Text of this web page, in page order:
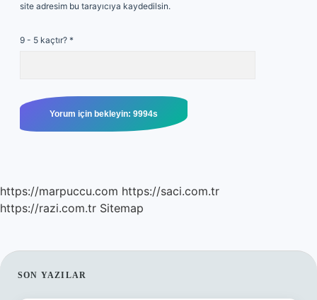
site adresim bu tarayıcıya kaydedilsin.
9 - 5 kaçtır? *
https://marpuccu.com https://saci.com.tr
https://razi.com.tr Sitemap
SIDEBAR
SON YAZILAR